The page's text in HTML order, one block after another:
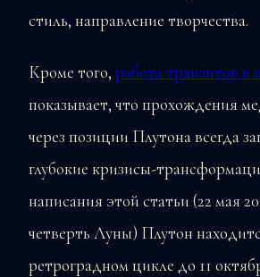
стиль, направление творчества.
Кроме того, работа транзитов в
показывает, что прохождения
через позиции Плутона всегда
глубокие кризисы-
написания этой статьи (22 мая
четверть Луны) Плутон
ретроградном цикле до 11